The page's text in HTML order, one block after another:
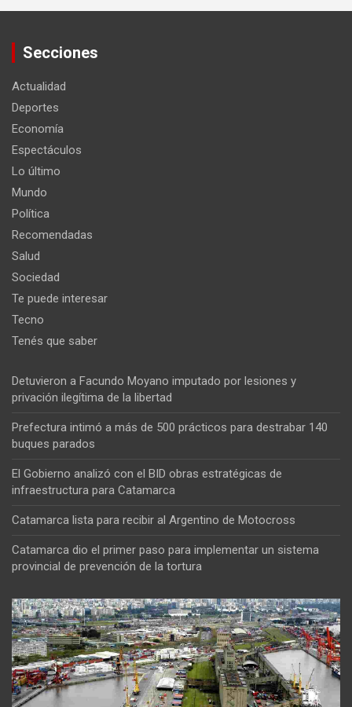
Secciones
Actualidad
Deportes
Economía
Espectáculos
Lo último
Mundo
Política
Recomendadas
Salud
Sociedad
Te puede interesar
Tecno
Tenés que saber
Detuvieron a Facundo Moyano imputado por lesiones y
privación ilegítima de la libertad
Prefectura intimó a más de 500 prácticos para destrabar 140
buques parados
El Gobierno analizó con el BID obras estratégicas de
infraestructura para Catamarca
Catamarca lista para recibir al Argentino de Motocross
Catamarca dio el primer paso para implementar un sistema
provincial de prevención de la tortura